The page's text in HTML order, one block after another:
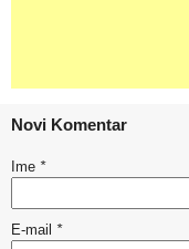
Novi Komentar
Ime *
E-mail *